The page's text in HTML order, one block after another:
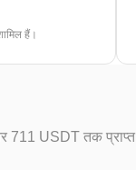
हैं।
711 USDT तक